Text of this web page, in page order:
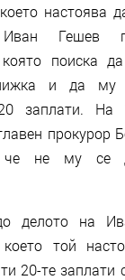
настоява
Иван Гешев
която поиска
и да му
заплати.
прокурор
че не му се
делото на
което той
20-те заплати